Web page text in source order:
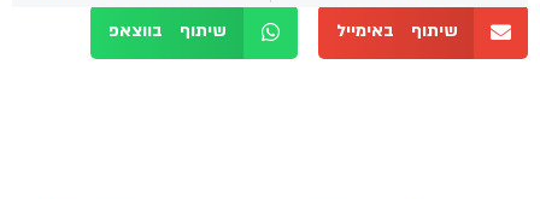
שיתוף באימייל שיתוף בווצאפ